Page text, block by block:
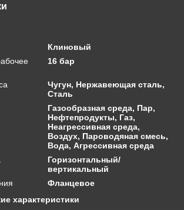
Клиновый
16 бар
Чугун, Нержавеющая сталь,
Сталь
Газообразная среда, Пар,
Нефтепродукты, Газ,
Неагрессивная среда,
Воздух, Пароводяная смесь,
Вода, Агрессивная среда
Горизонтальный/
вертикальный
Фланцевое
характеристики